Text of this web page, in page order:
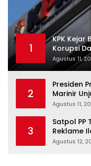
1
KPK Kejar
Korupsi
Agustus 11,
2
Presiden
Marinir
Struktur
Agustus 11,
3
Satpol PP
Reklame
dan Indah
Agustus 12,